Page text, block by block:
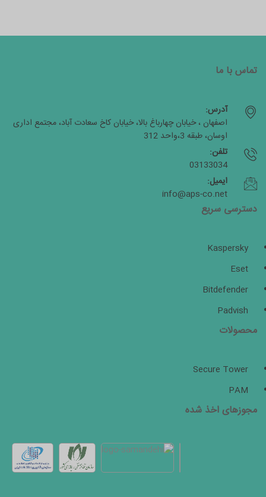
تماس با ما
آدرس:
اصفهان ، خیابان چهارباغ بالا، خیابان کاخ سعادت آباد، مجتمع اداری
اوسان، طبقه 3،واحد 312
تلفن:
03133034
ایمیل:
info@aps-co.net
دسترسی سریع
Kaspersky
Eset
Bitdefender
Padvish
محصولات
Secure Tower
PAM
مجوزهای اخذ شده